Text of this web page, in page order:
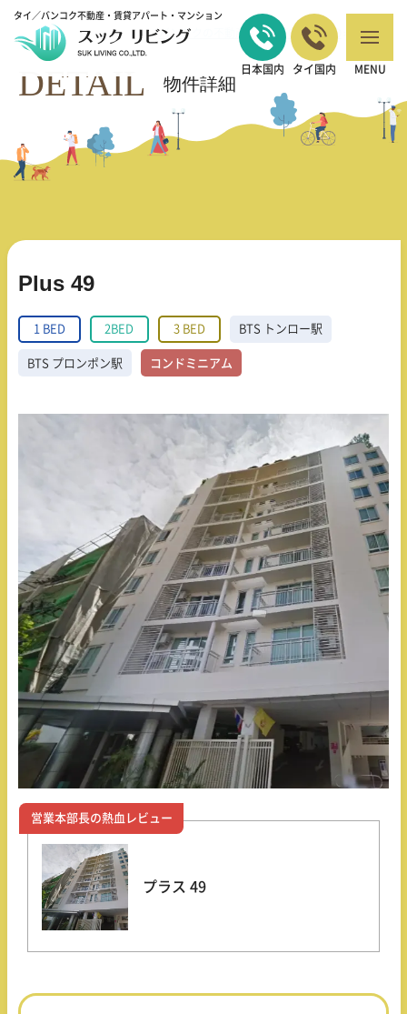
タイ／バンコク不動産・賃貸アパート・マンション
日本国内 タイ国内 MENU
バンコクの不動産・賃貸 TOP >1 BED Plus 49
DETAIL 物件詳細
Plus 49
1 BED 2BED 3 BED BTS トンロー駅
BTS プロンポン駅 コンドミニアム
営業本部長の熱血レビュー
プラス 49